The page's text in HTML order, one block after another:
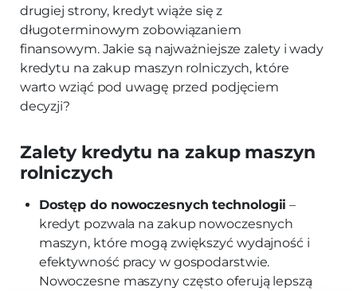
drugiej strony, kredyt wiąże się z
długoterminowym zobowiązaniem
finansowym. Jakie są najważniejsze zalety i wady
kredytu na zakup maszyn rolniczych, które
warto wziąć pod uwagę przed podjęciem
decyzji?
Zalety kredytu na zakup maszyn
rolniczych
Dostęp do nowoczesnych technologii –
kredyt pozwala na zakup nowoczesnych
maszyn, które mogą zwiększyć wydajność i
efektywność pracy w gospodarstwie.
Nowoczesne maszyny często oferują lepszą